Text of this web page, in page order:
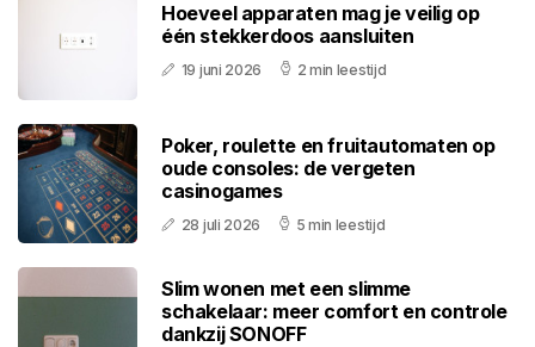
Hoeveel apparaten mag je veilig op
één stekkerdoos aansluiten
19 juni 2026 2 min leestijd
Poker, roulette en fruitautomaten op
oude consoles: de vergeten
casinogames
28 juli 2026 5 min leestijd
Slim wonen met een slimme
schakelaar: meer comfort en controle
dankzij SONOFF